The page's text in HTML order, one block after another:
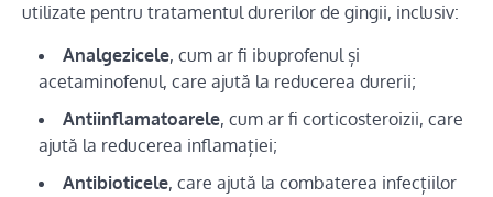
utilizate pentru tratamentul durerilor de gingii, inclusiv:
Analgezicele, cum ar fi ibuprofenul și
acetaminofenul, care ajută la reducerea durerii;
Antiinflamatoarele, cum ar fi corticosteroizii, care
ajută la reducerea inflamației;
Antibioticele, care ajută la combaterea infecțiilor